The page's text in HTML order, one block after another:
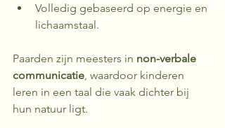
Volledig gebaseerd op energie en
lichaamstaal.
Paarden zijn meesters in non-verbale
communicatie, waardoor kinderen
leren in een taal die vaak dichter bij
hun natuur ligt.